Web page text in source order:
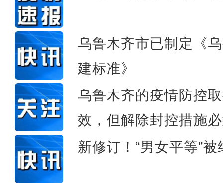
乌鲁木齐市已制定《
建标准》
乌鲁木齐的疫情防控
效，但解除封控措施
新修订！“男女平等”